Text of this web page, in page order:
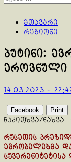
მთავარი
რეგიონი
პუტინი:
ეროვნული
14.03.2023 -
Facebook Print
წაკითხვა/ნახვა:
რუსეთის
ევროპელებმა